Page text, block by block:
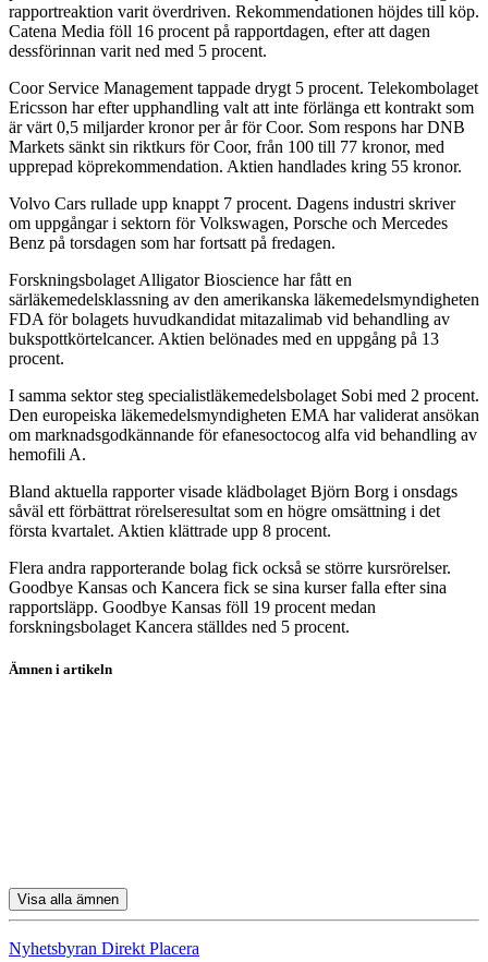
rapportreaktion varit överdriven. Rekommendationen höjdes till köp.
Catena Media föll 16 procent på rapportdagen, efter att dagen
dessförinnan varit ned med 5 procent.
Coor Service Management tappade drygt 5 procent. Telekombolaget
Ericsson har efter upphandling valt att inte förlänga ett kontrakt som
är värt 0,5 miljarder kronor per år för Coor. Som respons har DNB
Markets sänkt sin riktkurs för Coor, från 100 till 77 kronor, med
upprepad köprekommendation. Aktien handlades kring 55 kronor.
Volvo Cars rullade upp knappt 7 procent. Dagens industri skriver
om uppgångar i sektorn för Volkswagen, Porsche och Mercedes
Benz på torsdagen som har fortsatt på fredagen.
Forskningsbolaget Alligator Bioscience har fått en
särläkemedelsklassning av den amerikanska läkemedelsmyndigheten
FDA för bolagets huvudkandidat mitazalimab vid behandling av
bukspottkörtelcancer. Aktien belönades med en uppgång på 13
procent.
I samma sektor steg specialistläkemedelsbolaget Sobi med 2 procent.
Den europeiska läkemedelsmyndigheten EMA har validerat ansökan
om marknadsgodkännande för efanesoctocog alfa vid behandling av
hemofili A.
Bland aktuella rapporter visade klädbolaget Björn Borg i onsdags
såväl ett förbättrat rörelseresultat som en högre omsättning i det
första kvartalet. Aktien klättrade upp 8 procent.
Flera andra rapporterande bolag fick också se större kursrörelser.
Goodbye Kansas och Kancera fick se sina kurser falla efter sina
rapportsläpp. Goodbye Kansas föll 19 procent medan
forskningsbolaget Kancera ställdes ned 5 procent.
Ämnen i artikeln
Visa alla ämnen
Nyhetsbyran Direkt Placera